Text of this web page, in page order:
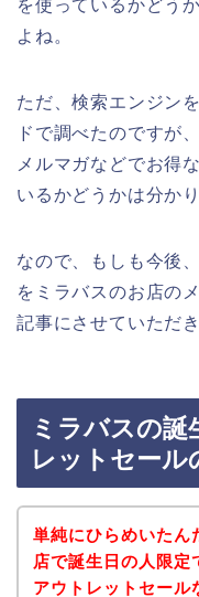
を使っているかどう
よね。
ただ、検索エンジン
ドで調べたのですが
メルマガなどでお得
いるかどうかは分か
なので、もしも今後
をミラバスのお店の
記事にさせていただ
ミラバスの誕
レットセール
単純にひらめいたん
店で誕生日の人限定
アウトレットセール